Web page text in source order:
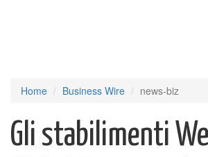
Home Business Wire news-biz
Gli stabilimenti